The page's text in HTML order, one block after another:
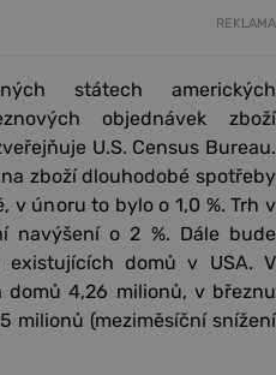
REKLAMA
státech amerických
objednávek zboží
U.S. Census Bureau.
zboží dlouhodobé spotřeby
v únoru to bylo o 1,0 %. Trh v
navýšení o 2 %. Dále bude
existujících domů v USA. V
4,26 milionů, v březnu
milionů (meziměsíční snížení